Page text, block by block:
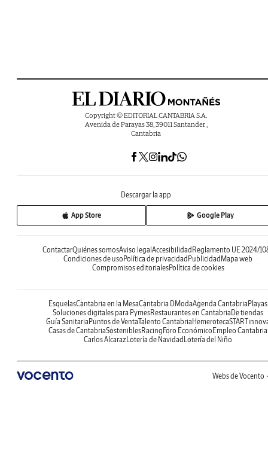
Copyright © EDITORIAL CANTABRIA S.A.
Avenida de Parayas 38, 39011 Santander ,
Cantabria
Descargar la app
App Store Google Play
ContactarQuiénes somosAviso legalAccesibilidadReglamento UE 2024/
Condiciones de usoPolítica de privacidadPublicidadMapa web
Compromisos editorialesPolítica de cookies
EsquelasCantabria en la MesaCantabria DModaAgenda CantabriaPlayas
Soluciones digitales para PymesRestaurantes en CantabriaDe tiendas
Guía SanitariaPuntos de VentaTalento CantabriaHemeroteca
Casas de CantabriaSosteniblesRacingForo EconómicoEmpleo Cantabria
Carlos AlcarazLotería de NavidadLotería del Niño
Webs de Vocento